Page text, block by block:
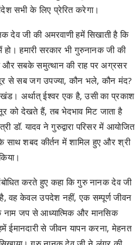
सभी के लिए प्रेरित करेगा।
देव जी की अमरवाणी हमें सिखाती है कि
हमारी सरकार भी गुरुनानक जी की
सबके समुत्थान की राह पर अग्रसर
से सब जग उपज्या, कौन भले, कौन मंद?
अर्थात् ईश्वर एक है, उसी का प्रकाश
को देखते हैं, तब भेदभाव मिट जाता है
डॉ. यादव ने गुरुद्वारा परिसर में आयोजित
साथ शबद कीर्तन में शामिल हुए और श्री
करते हुए कहा कि गुरु नानक देव जी
है, वह केवल उपदेश नहीं, एक सम्पूर्ण जीवन
नाम जप से आध्यात्मिक और मानसिक
ईमानदारी से जीवन यापन करना, मेहनत